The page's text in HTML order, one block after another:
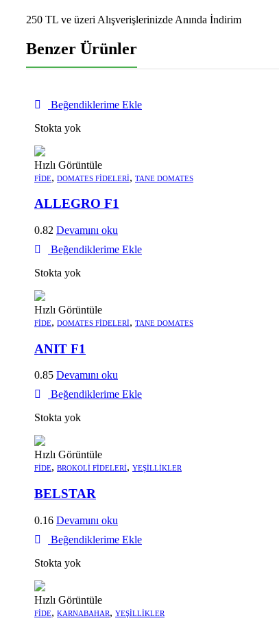
250 TL ve üzeri Alışverişlerinizde Anında İndirim
Benzer Ürünler
Beğendiklerime Ekle
Stokta yok
Hızlı Görüntüle
FIDE, DOMATES FIDELERI, TANE DOMATES
ALLEGRO F1
0.82 Devamını oku
Beğendiklerime Ekle
Stokta yok
Hızlı Görüntüle
FIDE, DOMATES FIDELERI, TANE DOMATES
ANIT F1
0.85 Devamını oku
Beğendiklerime Ekle
Stokta yok
Hızlı Görüntüle
FIDE, BROKOLI FIDELERI, YEŞILLIKLER
BELSTAR
0.16 Devamını oku
Beğendiklerime Ekle
Stokta yok
Hızlı Görüntüle
FIDE, KARNABAHAR, YEŞILLIKLER